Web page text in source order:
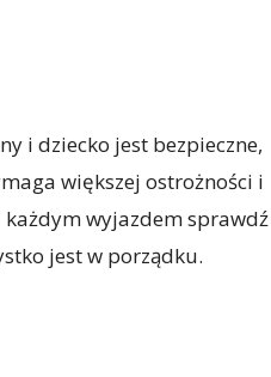
i dziecko jest bezpieczne,
większej ostrożności i
wyjazdem sprawdź
jest w porządku.